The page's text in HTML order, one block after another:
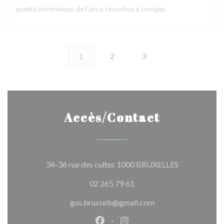
qualité intrinsèque de l'airco toutefois à corriger.
1 2 3
Accès/Contact
34-36 rue des cultes 1000 BRUXELLES((ouvre une
02 265 79 61
gus.brussels@gmail.com